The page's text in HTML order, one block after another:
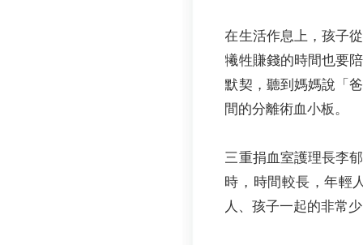
在生活作息上，孩子
犧牲賺錢的時間也要
默契，聽到媽媽說「
間的分離術血小板。
三重捐血室護理長李
時，時間較長，年輕
人、孩子一起的非常